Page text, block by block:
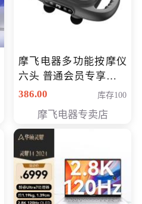
摩飞电器多功能按摩仪
六头 普通会员专享价格
199元
386.00 库存100
摩飞电器专卖店